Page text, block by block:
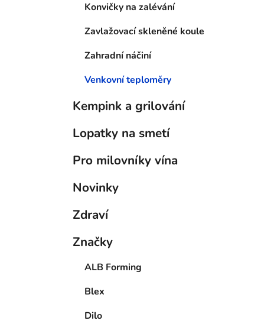
Konvičky na zalévání
Zavlažovací skleněné koule
Zahradní náčiní
Venkovní teploměry
Kempink a grilování
Lopatky na smetí
Pro milovníky vína
Novinky
Zdraví
Značky
ALB Forming
Blex
Dilo